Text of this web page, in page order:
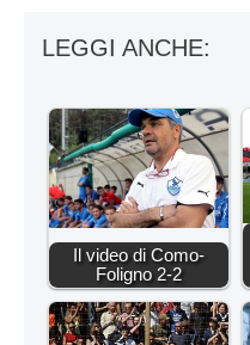
LEGGI ANCHE:
Il video di Como-
Foligno 2-2